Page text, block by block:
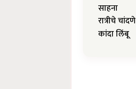
साहना
रात्रीचे चांदणे
कांदा लिंबू